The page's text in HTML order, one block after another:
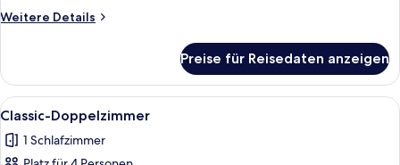
Weitere Details
Weitere
Einzelzimmer
Preise für Reisedaten anzeigen
Alle
Fotos
für
Ein Hotelzimmer mit Küchenzeile,
5
Classic-Doppelzimmer
1 Schlafzimmer